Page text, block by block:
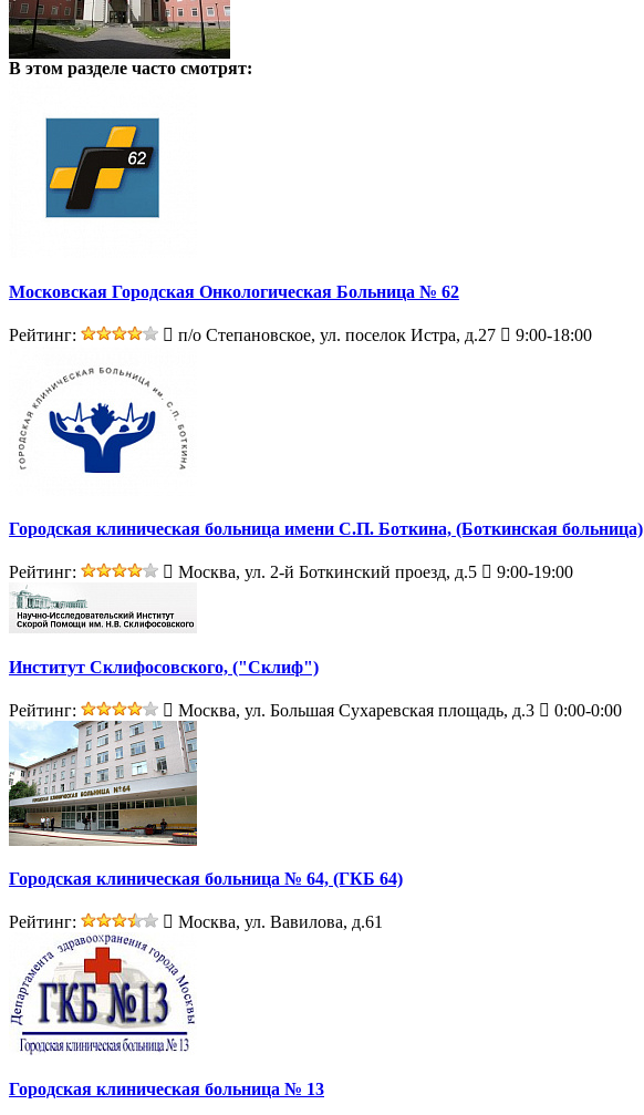
В этом разделе часто смотрят:
Московская Городская Онкологическая Больница № 62
Рейтинг: п/о Степановское, ул. поселок Истра, д.27 9:00-18:00
Городская клиническая больница имени С.П. Боткина, (Боткинская больница)
Рейтинг: Москва, ул. 2-й Боткинский проезд, д.5 9:00-19:00
Институт Склифосовского, ("Склиф")
Рейтинг: Москва, ул. Большая Сухаревская площадь, д.3 0:00-0:00
Городская клиническая больница № 64, (ГКБ 64)
Рейтинг: Москва, ул. Вавилова, д.61
Городская клиническая больница № 13